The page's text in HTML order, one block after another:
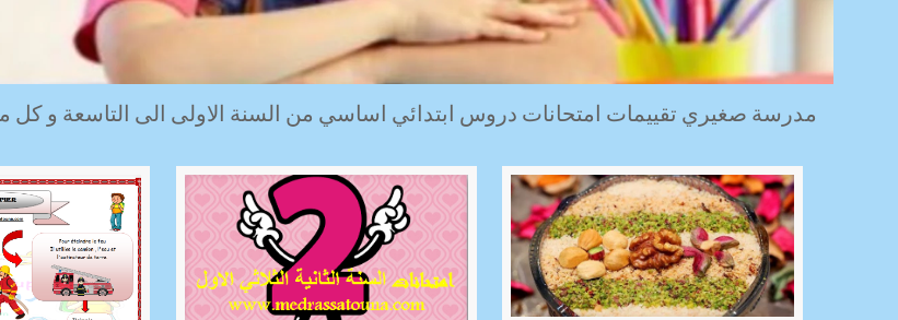
مدرسة صغيري تقييمات امتحانات دروس ابتدائي اساسي من السنة الاولى الى التاسعة و كل